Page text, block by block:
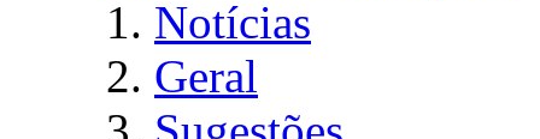
Notícias
Geral